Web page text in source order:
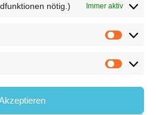
nötig.) Immer aktiv
Marketing
Impressum